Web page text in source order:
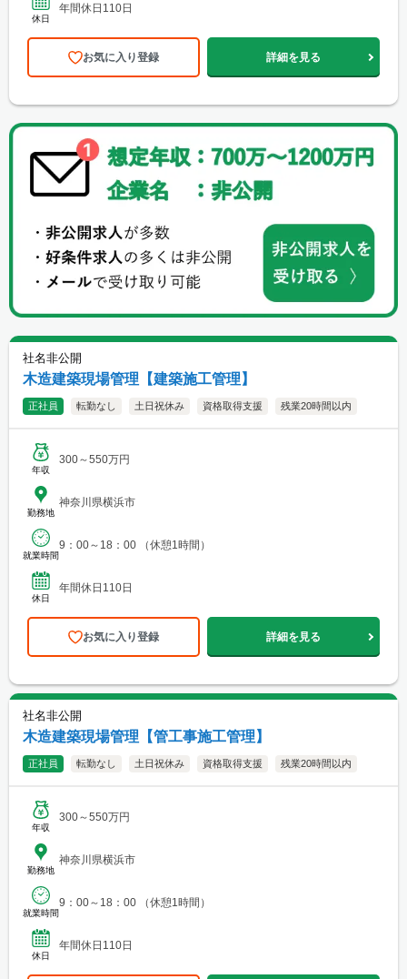
休日
年間休日110日
お気に入り登録 詳細を見る
社名非公開
木造建築現場管理【建築施工管理】
正社員 転勤なし 土日祝休み 資格取得支援 残業20時間以内
年収
300～550万円
勤務地
神奈川県横浜市
就業時間
9：00～18：00 （休憩1時間）
休日
年間休日110日
お気に入り登録 詳細を見る
社名非公開
木造建築現場管理【管工事施工管理】
正社員 転勤なし 土日祝休み 資格取得支援 残業20時間以内
年収
300～550万円
勤務地
神奈川県横浜市
就業時間
9：00～18：00 （休憩1時間）
休日
年間休日110日